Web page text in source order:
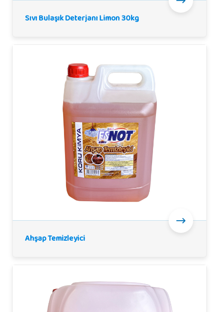
Sıvı Bulaşık Deterjanı Limon 30kg
Ahşap Temizleyici